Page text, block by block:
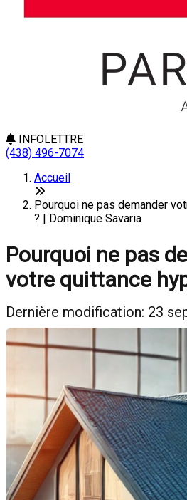
INFOLETTRE
(438) 496-7074
Accueil
Pourquoi ne pas demander
? | Dominique Savaria
Pourquoi ne pas
votre quittance
Dernière modification: 23